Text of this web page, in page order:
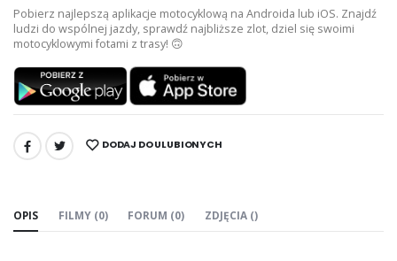
Pobierz najlepszą aplikacje motocyklową na Androida lub iOS. Znajdź
ludzi do wspólnej jazdy, sprawdź najbliższe zlot, dziel się swoimi
motocyklowymi fotami z trasy! 🙃
UDOSTĘPNIJ: DODAJ DO ULUBIONYCH
OPIS FILMY (0) FORUM (0) ZDJĘCIA ()